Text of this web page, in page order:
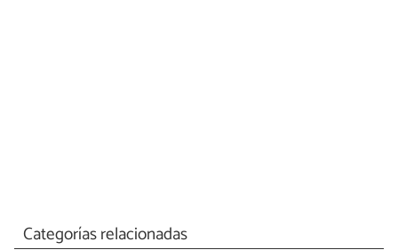
Categorías relacionadas